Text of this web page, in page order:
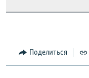
Поделиться